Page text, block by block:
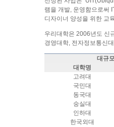
램을 개발, 운영함으로써
디자이너 양성을 위한 교
우리대학은 2006년도 신
경영대학, 전자정보통신
대규
대학명
고려대
국민대
동국대
숭실대
인하대
한국외대